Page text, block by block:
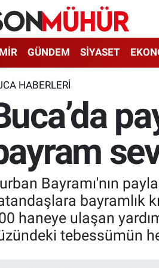
GÜNDEM SİYASET
HABERLERI
Bayramı'nın
bayramlık
haneye ulaşan
tebessümün
Eczaneler
Vakitleri
Yoğunluk Haritası
Durumu ve Fikstür
Haberleri